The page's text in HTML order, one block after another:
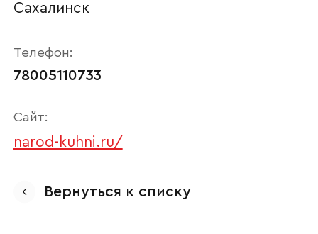
Сахалинск
Телефон:
78005110733
Сайт:
narod-kuhni.ru/
Вернуться к списку
Ваше имя